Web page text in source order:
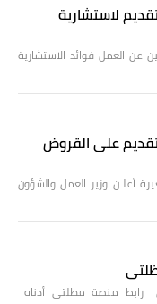
لاستشارية
عن العمل فوائد الاستشارية
على القروض
أعلـن وزير العمل والشؤون
منصة مظلتي أدناه